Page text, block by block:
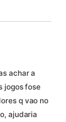
achar a
jogos fose
q vao no
ajudaria